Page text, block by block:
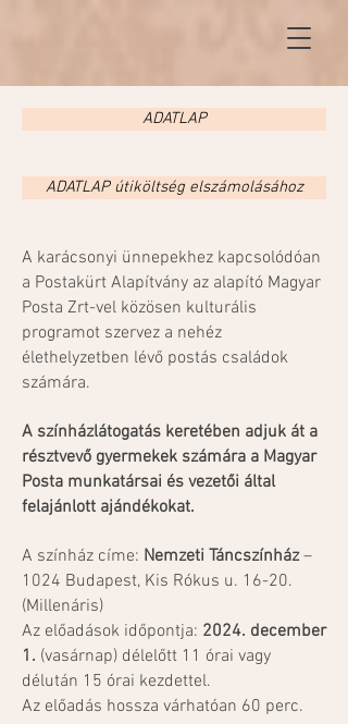
ADATLAP
ADATLAP útiköltség elszámolásához
A karácsonyi ünnepekhez kapcsolódóan
a Postakürt Alapítvány az alapító Magyar
Posta Zrt-vel közösen kulturális
programot szervez a nehéz
élethelyzetben lévő postás családok
számára.
A színházlátogatás keretében adjuk át a
résztvevő gyermekek számára a Magyar
Posta munkatársai és vezetői által
felajánlott ajándékokat.
A színház címe: Nemzeti Táncszínház–
1024 Budapest, Kis Rókus u. 16-20.
(Millenáris)
Az előadások időpontja: 2024. december
1. (vasárnap) délelőtt 11 órai vagy
délután 15 órai kezdettel.
Az előadás hossza várhatóan 60 perc.